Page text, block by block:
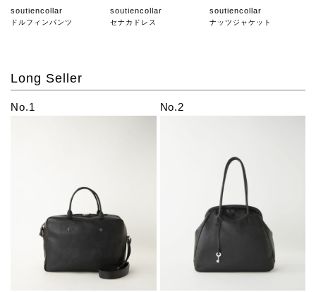
soutiencollar
ドルフィンパンツ
soutiencollar
セナカドレス
soutiencollar
ナッツジャケット
Long Seller
No.1 No.2